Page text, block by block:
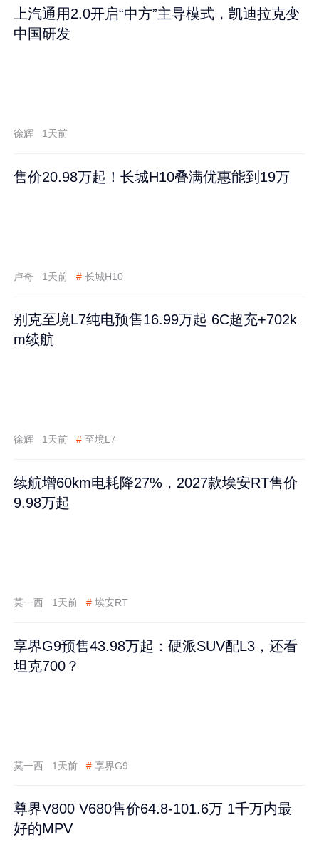
上汽通用2.0开启“中方”主导模式，凯迪拉克变
中国研发
徐辉 1天前
售价20.98万起！长城H10叠满优惠能到19万
卢奇 1天前 # 长城H10
别克至境L7纯电预售16.99万起 6C超充+702k
m续航
徐辉 1天前 # 至境L7
续航增60km电耗降27%，2027款埃安RT售价
9.98万起
莫一西 1天前 # 埃安RT
享界G9预售43.98万起：硬派SUV配L3，还看
坦克700？
莫一西 1天前 # 享界G9
尊界V800 V680售价64.8-101.6万 1千万内最
好的MPV